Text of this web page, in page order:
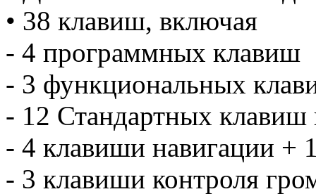
• 38 клавиш, включая
- 4 программных клавиш
- 3 функциональных
- 12 Стандартных клавиш
- 4 клавиши навигации +
- 3 клавиши контроля